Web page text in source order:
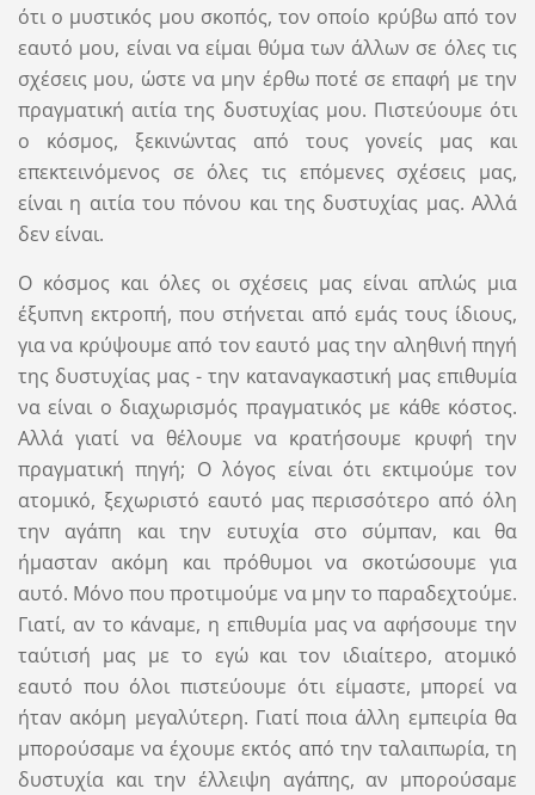
ότι ο μυστικός μου σκοπός, τον οποίο κρύβω από τον
εαυτό μου, είναι να είμαι θύμα των άλλων σε όλες τις
σχέσεις μου, ώστε να μην έρθω ποτέ σε επαφή με την
πραγματική αιτία της δυστυχίας μου. Πιστεύουμε ότι
ο κόσμος, ξεκινώντας από τους γονείς μας και
επεκτεινόμενος σε όλες τις επόμενες σχέσεις μας,
είναι η αιτία του πόνου και της δυστυχίας μας. Αλλά
δεν είναι.
Ο κόσμος και όλες οι σχέσεις μας είναι απλώς μια
έξυπνη εκτροπή, που στήνεται από εμάς τους ίδιους,
για να κρύψουμε από τον εαυτό μας την αληθινή πηγή
της δυστυχίας μας - την καταναγκαστική μας επιθυμία
να είναι ο διαχωρισμός πραγματικός με κάθε κόστος.
Αλλά γιατί να θέλουμε να κρατήσουμε κρυφή την
πραγματική πηγή; Ο λόγος είναι ότι εκτιμούμε τον
ατομικό, ξεχωριστό εαυτό μας περισσότερο από όλη
την αγάπη και την ευτυχία στο σύμπαν, και θα
ήμασταν ακόμη και πρόθυμοι να σκοτώσουμε για
αυτό. Μόνο που προτιμούμε να μην το παραδεχτούμε.
Γιατί, αν το κάναμε, η επιθυμία μας να αφήσουμε την
ταύτισή μας με το εγώ και τον ιδιαίτερο, ατομικό
εαυτό που όλοι πιστεύουμε ότι είμαστε, μπορεί να
ήταν ακόμη μεγαλύτερη. Γιατί ποια άλλη εμπειρία θα
μπορούσαμε να έχουμε εκτός από την ταλαιπωρία, τη
δυστυχία και την έλλειψη αγάπης, αν μπορούσαμε